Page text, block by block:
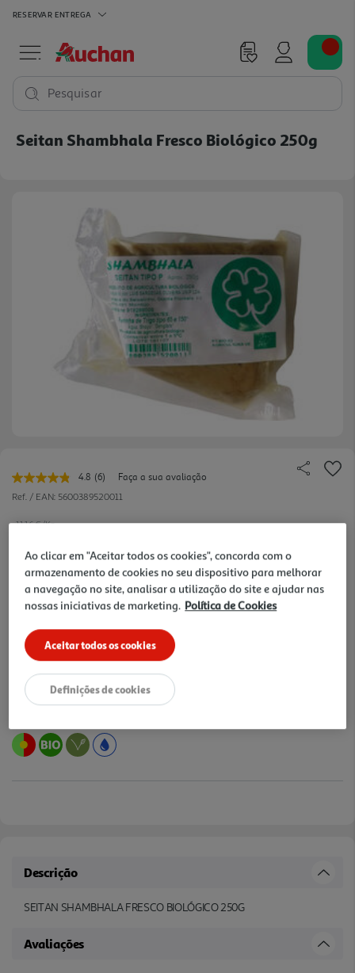
RESERVAR ENTREGA
Pesquisar
Seitan Shambhala Fresco Biológico 250g
4.8 Leu
6
Link
mesma
página.
(6)
Faça a sua avaliação
Ref. / EAN: 5600389520011
11.16 €/Kg
2,79 €
Notas de preparação
Descrição
SEITAN SHAMBHALA FRESCO BIOLÓGICO 250G
Avaliações
Ao clicar em "Aceitar todos os cookies", concorda com o
armazenamento de cookies no seu dispositivo para melhorar
a navegação no site, analisar a utilização do site e ajudar nas
nossas iniciativas de marketing. Política de Cookies
Aceitar todos os cookies
Definições de cookies